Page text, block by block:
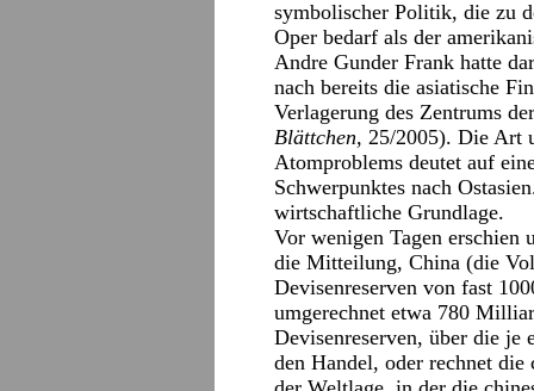
symbolischer Politik, die zu
Oper bedarf als der
Andre Gunder Frank hatte
nach bereits die asiatische
Verlagerung des Zentrums
Blättchen, 25/2005). Die Art
Atomproblems deutet auf
Schwerpunktes nach
wirtschaftliche Grundlage.
Vor wenigen Tagen erschien
die Mitteilung, China (die
Devisenreserven von fast
umgerechnet etwa 780
Devisenreserven, über die
den Handel, oder rechnet